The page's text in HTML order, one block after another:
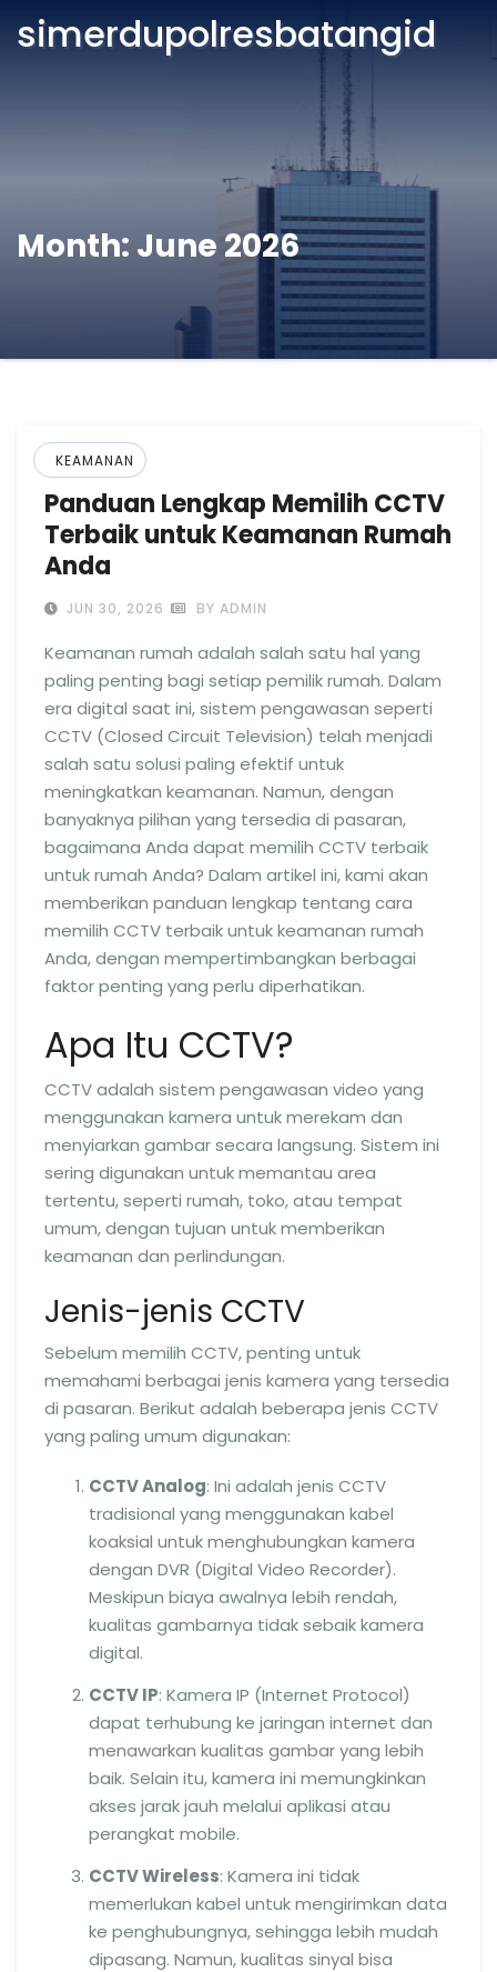
simerdupolresbatangid
Month: June 2026
KEAMANAN
Panduan Lengkap Memilih CCTV
Terbaik untuk Keamanan Rumah
Anda
JUN 30, 2026 BY ADMIN
Keamanan rumah adalah salah satu hal yang
paling penting bagi setiap pemilik rumah. Dalam
era digital saat ini, sistem pengawasan seperti
CCTV (Closed Circuit Television) telah menjadi
salah satu solusi paling efektif untuk
meningkatkan keamanan. Namun, dengan
banyaknya pilihan yang tersedia di pasaran,
bagaimana Anda dapat memilih CCTV terbaik
untuk rumah Anda? Dalam artikel ini, kami akan
memberikan panduan lengkap tentang cara
memilih CCTV terbaik untuk keamanan rumah
Anda, dengan mempertimbangkan berbagai
faktor penting yang perlu diperhatikan.
Apa Itu CCTV?
CCTV adalah sistem pengawasan video yang
menggunakan kamera untuk merekam dan
menyiarkan gambar secara langsung. Sistem ini
sering digunakan untuk memantau area
tertentu, seperti rumah, toko, atau tempat
umum, dengan tujuan untuk memberikan
keamanan dan perlindungan.
Jenis-jenis CCTV
Sebelum memilih CCTV, penting untuk
memahami berbagai jenis kamera yang tersedia
di pasaran. Berikut adalah beberapa jenis CCTV
yang paling umum digunakan:
CCTV Analog: Ini adalah jenis CCTV
tradisional yang menggunakan kabel
koaksial untuk menghubungkan kamera
dengan DVR (Digital Video Recorder).
Meskipun biaya awalnya lebih rendah,
kualitas gambarnya tidak sebaik kamera
digital.
CCTV IP: Kamera IP (Internet Protocol)
dapat terhubung ke jaringan internet dan
menawarkan kualitas gambar yang lebih
baik. Selain itu, kamera ini memungkinkan
akses jarak jauh melalui aplikasi atau
perangkat mobile.
CCTV Wireless: Kamera ini tidak
memerlukan kabel untuk mengirimkan data
ke penghubungnya, sehingga lebih mudah
dipasang. Namun, kualitas sinyal bisa